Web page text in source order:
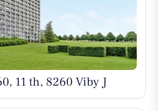
11 th, 8260 Viby J